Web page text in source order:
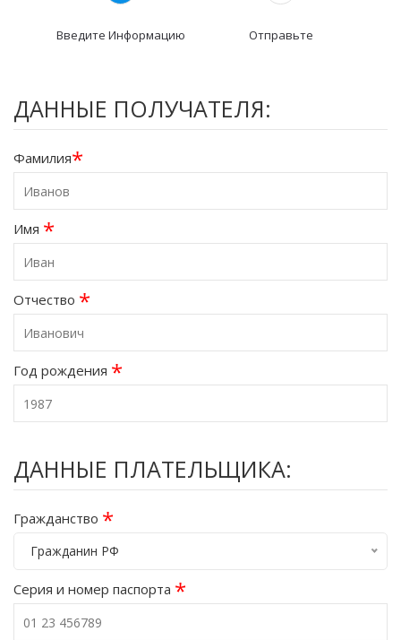
Введите Информацию Отправьте
ДАННЫЕ ПОЛУЧАТЕЛЯ:
Фамилия*
Имя *
Отчество *
Год рождения *
ДАННЫЕ ПЛАТЕЛЬЩИКА:
Гражданство *
Гражданин РФ
Серия и номер паспорта *